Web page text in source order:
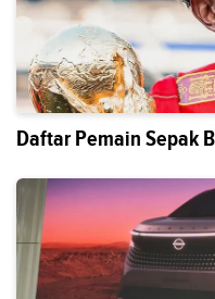
Daftar Pemain Sepak